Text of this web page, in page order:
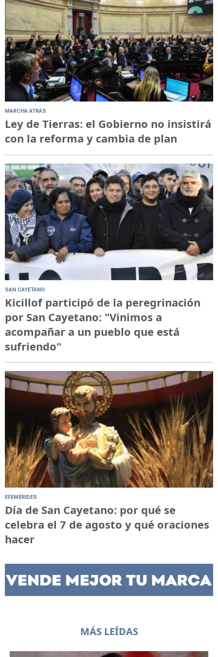
MARCHA ATRÁS
Ley de Tierras: el Gobierno no insistirá
con la reforma y cambia de plan
SAN CAYETANO
Kicillof participó de la peregrinación
por San Cayetano: "Vinimos a
acompañar a un pueblo que está
sufriendo"
EFEMÉRIDES
Día de San Cayetano: por qué se
celebra el 7 de agosto y qué oraciones
hacer
MÁS LEÍDAS